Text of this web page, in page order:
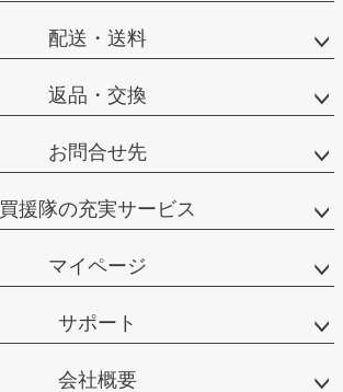
配送・送料
返品・交換
お問合せ先
買援隊の充実サービス
マイページ
サポート
会社概要